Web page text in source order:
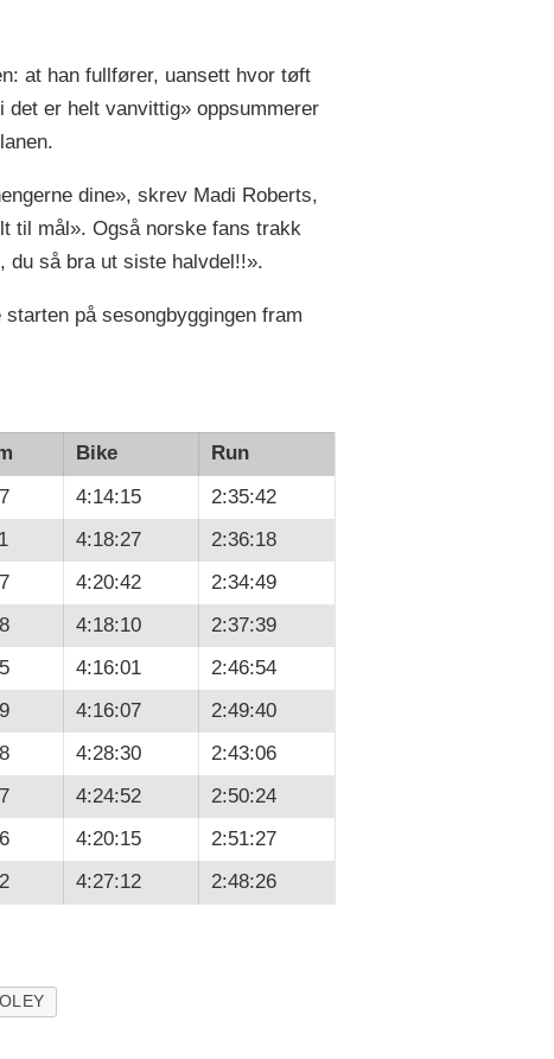
at han fullfører, uansett hvor tøft
det er helt vanvittig» oppsummerer
dine», skrev Madi Roberts,
til mål». Også norske fans trakk
du så bra ut siste halvdel!!».
på sesongbyggingen fram
Bike
Run
4:14:15
2:35:42
4:18:27
2:36:18
4:20:42
2:34:49
4:18:10
2:37:39
4:16:01
2:46:54
4:16:07
2:49:40
4:28:30
2:43:06
4:24:52
2:50:24
4:20:15
2:51:27
4:27:12 2:48:26